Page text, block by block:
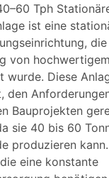
Tph
ist eine
von
wurde. Diese
den
Bauprojekten
sie 40 bis 60
produzieren
eine konstante